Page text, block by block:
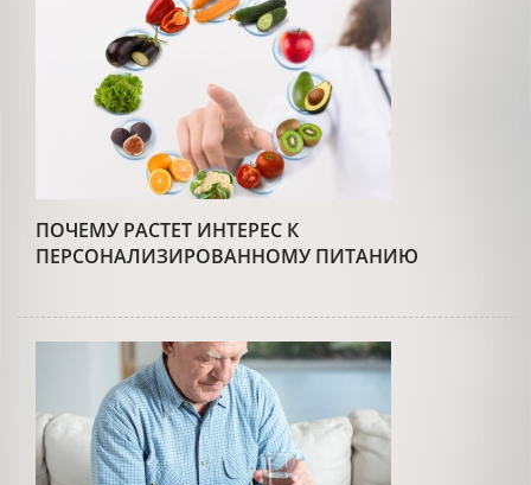
ПОЧЕМУ РАСТЕТ ИНТЕРЕС К
ПЕРСОНАЛИЗИРОВАННОМУ ПИТАНИЮ